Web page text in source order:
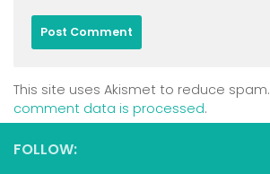
This site uses Akismet to reduce spam.
comment data is processed.
FOLLOW: